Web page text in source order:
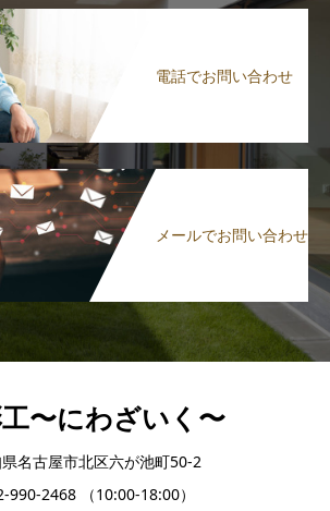
電話でお問い合わせ
メールでお問い合わせ
〜にわざいく〜
名古屋市北区六が池町50-2
990-2468 （10:00-18:00）